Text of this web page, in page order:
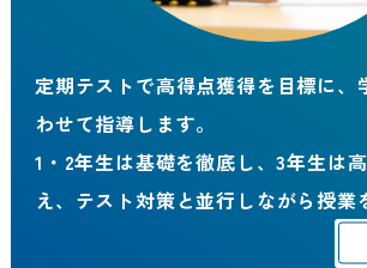
定期テストで高得点獲得を目標に、
わせて指導します。
1・2年生は基礎を徹底し、3年生は
え、テスト対策と並行しながら授業